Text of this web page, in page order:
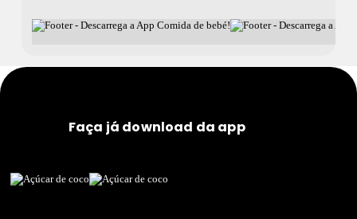
Faça já download da app